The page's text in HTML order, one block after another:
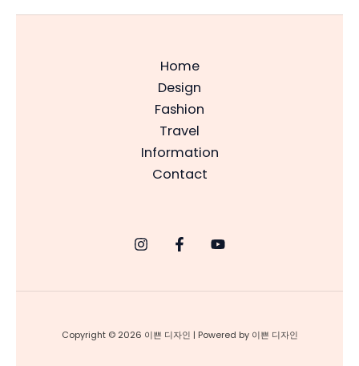
Home
Design
Fashion
Travel
Information
Contact
Copyright © 2026 이쁜 디자인 | Powered by 이쁜 디자인